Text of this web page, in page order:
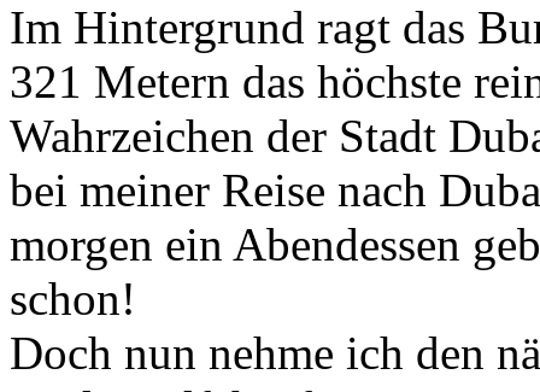
Im Hintergrund ragt das
321 Metern das höchste
Wahrzeichen der Stadt
bei meiner Reise nach
morgen ein Abendessen
schon!
Doch nun nehme ich den